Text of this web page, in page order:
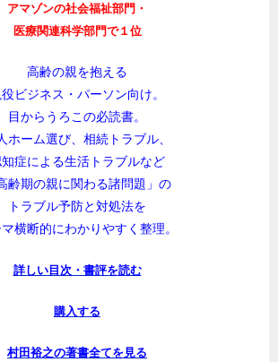
アマゾンの社会福祉部門・
医療関連科学部門で１位
高齢の親を抱える
ビジネス・パーソン向け。
目からうろこの必読書。
ホーム選び、相続トラブル、
症による生活トラブルなど
齢期の親に関わる諸問題」の
トラブル予防と対処法を
横断的にわかりやすく整理。
詳しい目次・書評を読む
購入する
村田裕之の著書全てを見る